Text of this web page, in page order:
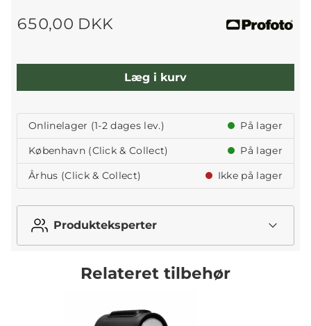
650,00 DKK
Læg i kurv
Onlinelager (1-2 dages lev.)
På lager
København (Click & Collect)
På lager
Århus (Click & Collect)
Ikke på lager
Produkteksperter
Relateret tilbehør